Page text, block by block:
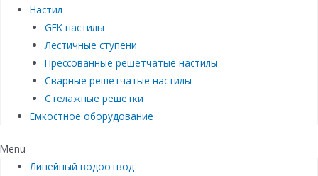
Настил
GFK настилы
Лестичные ступени
Прессованные решетчатые настилы
Сварные решетчатые настилы
Стелажные решетки
Емкостное оборудование
Menu
Линейный водоотвод